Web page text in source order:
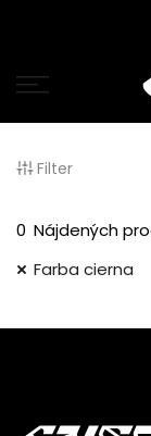
Filter
0 Nájdených
Farba cierna